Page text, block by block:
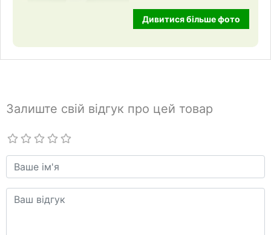
Дивитися більше фото
Залиште свій відгук про цей товар